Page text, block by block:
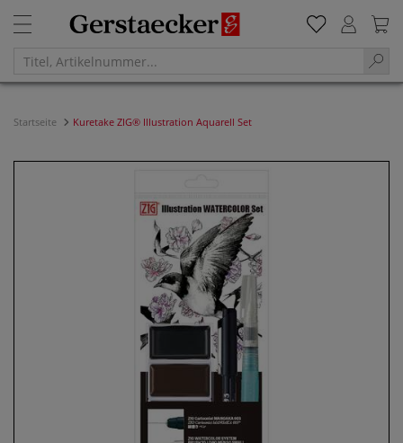
Startseite Kuretake ZIG® Illustration Aquarell Set